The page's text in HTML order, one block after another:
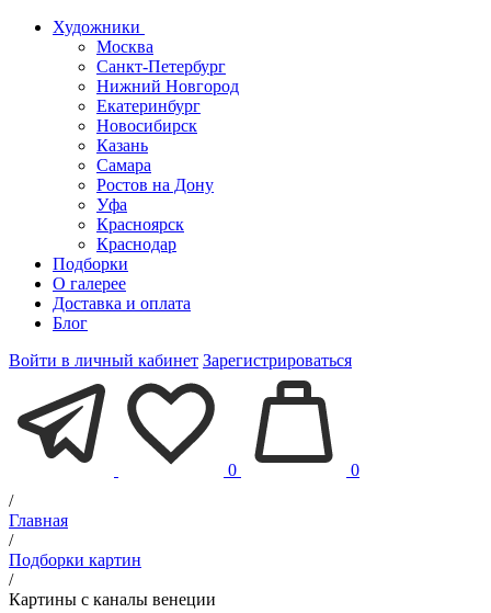
Художники
Москва
Санкт-Петербург
Нижний Новгород
Екатеринбург
Новосибирск
Казань
Самара
Ростов на Дону
Уфа
Красноярск
Краснодар
Подборки
О галерее
Доставка и оплата
Блог
Войти в личный кабинет Зарегистрироваться
0
0
/
Главная
/
Подборки картин
/
Картины с каналы венеции